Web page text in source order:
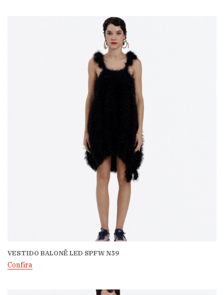
VESTIDO BALONÊ LED SPFW N59
Confira